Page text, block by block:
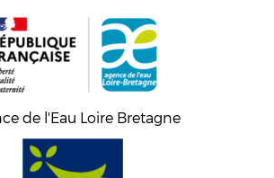
de l'Eau Loire Bretagne